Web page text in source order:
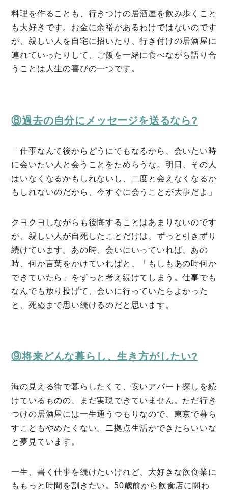
料理を作ることも、行きつけの居酒屋を飲み歩くこと
も大好きです。お金に余裕があるわけではないのです
が、親しい人を自宅に招いたり、行き付けの居酒屋に
連れていったりして、ご飯を一緒に食べながら語り合
うことは人生の喜びの一つです。
⑧過去の自分にメッセージを送るなら?
「仕事なんて後からどうにでもなるから、会いたい時
に会いたい人と会うことをためらうな。明日、その人
はいなくなるかもしれないし、二度と会えなくなるか
もしれないのだから、今すぐに会うことが大事だよ」
クヨクヨしながらも後悔することはあまりないのです
が、親しい人が自死したことだけは、ずっと引きずり
続けています。あの時、会いにいっていれば、あの
時、何か言葉をかけていればと、「もしもあの時何か
できていたら」をずっと考え続けてしまう。仕事でも
なんでも放り投げて、会いに行っていたらよかった
と、死ぬまで思い続けるのだと思います。
⑨将来どんな暮らし、生き方がしたい?
海の見える街で暮らしたくて、安いアパート探しを続
けているものの、まだ実現できていません。ただ行き
つけの居酒屋には一生通うつもりなので、東京で暮ら
すこともやめたくない。二拠点生活ができたらいいな
と夢見ています。
一生、書く仕事を続けたいけれど、大好きな飲食業に
ももっと時間を割きたい。50歳前から飲食店に関わ